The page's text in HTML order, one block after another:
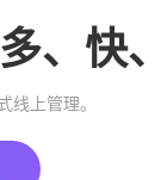
、快
线上管理。